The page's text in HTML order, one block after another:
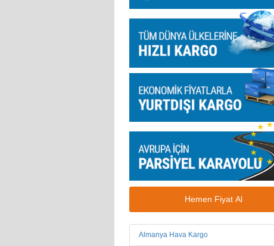
Hemen Fiyat Al
Almanya Hava Kargo